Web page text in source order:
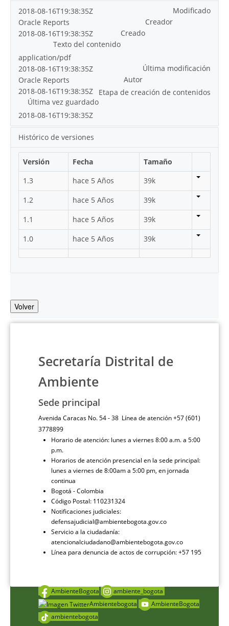
Modificado
2018-08-16T19:38:35Z
Creador
Oracle Reports
Creado
2018-08-16T19:38:35Z
Texto del contenido
application/pdf
Última modificación
2018-08-16T19:38:35Z
Autor
Oracle Reports
Etapa de creación de contenidos
2018-08-16T19:38:35Z
Última vez guardado
2018-08-16T19:38:35Z
Histórico de versiones
Versión Fecha
Tamaño
1.3
hace 5 Años
39k
1.2
hace 5 Años
39k
1.1
hace 5 Años
39k
1.0
hace 5 Años 39k
Volver
Secretaría Distrital de
Ambiente
Sede principal
Avenida Caracas No. 54 - 38 Línea de atención +57 (601)
3778899
Horario de atención: lunes a viernes 8:00 a.m. a 5:00
p.m.
Horarios de atención presencial en la sede principal:
lunes a viernes de 8:00am a 5:00 pm, en jornada
continua
Bogotá - Colombia
Código Postal: 110231324
Notificaciones judiciales:
defensajudicial@ambientebogota.gov.co
Servicio a la ciudadanía:
atencionalciudadano@ambientebogota.gov.co
Línea para denuncia de actos de corrupción: +57 195
AmbienteBogota
ambiente_bogota
Ambientebogota
AmbienteBogota
ambientebogota